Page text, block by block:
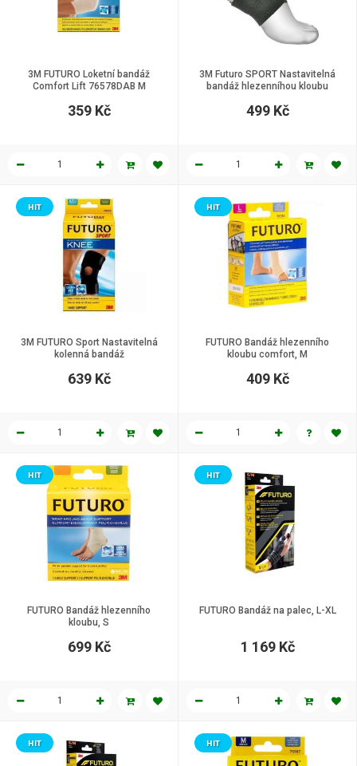
3M FUTURO Loketní bandáž
Comfort Lift 76578DAB M
359 Kč
3M Futuro SPORT Nastavitelná
bandáž hlezenníhou kloubu
499 Kč
3M FUTURO Sport Nastavitelná
kolenná bandáž
HIT
639 Kč
FUTURO Bandáž hlezenního
kloubu comfort, M
HIT
409 Kč
FUTURO Bandáž hlezenního
kloubu, S
HIT
699 Kč
FUTURO Bandáž na palec, L-XL
HIT
1 169 Kč
HIT HIT